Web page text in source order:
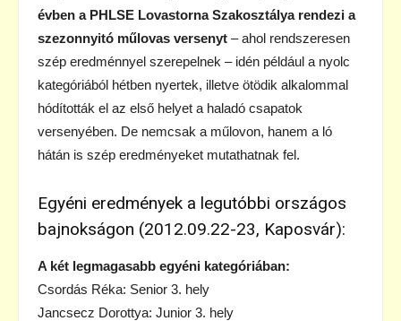
évben a PHLSE Lovastorna Szakosztálya rendezi a
szezonnyitó műlovas versenyt – ahol rendszeresen
szép eredménnyel szerepelnek – idén például a nyolc
kategóriából hétben nyertek, illetve ötödik alkalommal
hódították el az első helyet a haladó csapatok
versenyében. De nemcsak a műlovon, hanem a ló
hátán is szép eredményeket mutathatnak fel.
Egyéni eredmények a legutóbbi országos
bajnokságon (2012.09.22-23, Kaposvár):
A két legmagasabb egyéni kategóriában:
Csordás Réka: Senior 3. hely
Jancsecz Dorottya: Junior 3. hely